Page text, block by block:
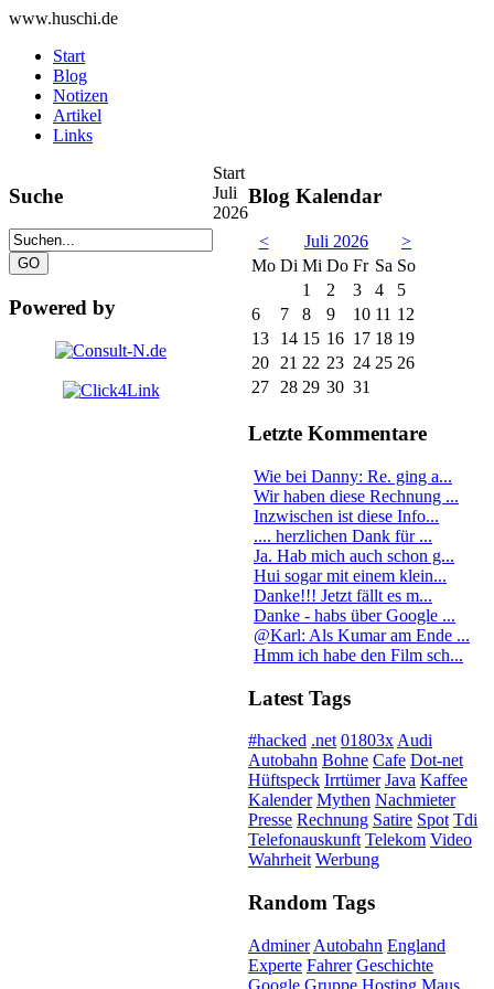
www.huschi.de
Start
Blog
Notizen
Artikel
Links
Suche
Powered by
Start
Juli
2026
Blog Kalendar
< Juli 2026
>
Mo Di Mi Do Fr Sa So
1
2 3 4
5
6
7 8 9 10 11 12
13
14 15 16 17 18 19
20 21 22 23 24 25 26
27 28 29 30 31
Letzte Kommentare
Wie bei Danny: Re. ging a...
Wir haben diese Rechnung ...
Inzwischen ist diese Info...
.... herzlichen Dank für ...
Ja. Hab mich auch schon g...
Hui sogar mit einem klein...
Danke!!! Jetzt fällt es m...
Danke - habs über Google ...
@Karl: Als Kumar am Ende ...
Hmm ich habe den Film sch...
Latest Tags
#hacked .net 01803x Audi
Autobahn Bohne Cafe Dot-net
Hüftspeck Irrtümer Java Kaffee
Kalender Mythen Nachmieter
Presse Rechnung Satire Spot Tdi
Telefonauskunft Telekom Video
Wahrheit Werbung
Random Tags
Adminer Autobahn England
Experte Fahrer Geschichte
Google Gruppe Hosting Maus